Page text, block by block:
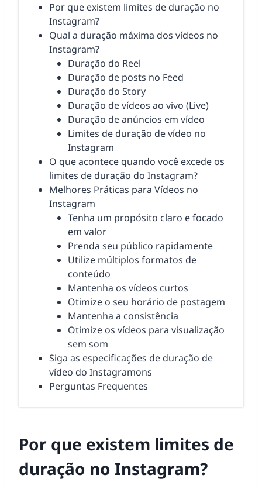
Por que existem limites de duração no
Instagram?
Qual a duração máxima dos vídeos no
Instagram?
Duração do Reel
Duração de posts no Feed
Duração do Story
Duração de vídeos ao vivo (Live)
Duração de anúncios em vídeo
Limites de duração de vídeo no
Instagram
O que acontece quando você excede os
limites de duração do Instagram?
Melhores Práticas para Vídeos no
Instagram
Tenha um propósito claro e focado
em valor
Prenda seu público rapidamente
Utilize múltiplos formatos de
conteúdo
Mantenha os vídeos curtos
Otimize o seu horário de postagem
Mantenha a consistência
Otimize os vídeos para visualização
sem som
Siga as especificações de duração de
vídeo do Instagramons
Perguntas Frequentes
Por que existem limites de
duração no Instagram?